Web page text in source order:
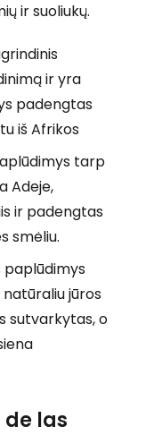
ir suoliukų.
ir yra
padengtas
iš Afrikos
tarp
Adeje,
ir padengtas
smėliu.
paplūdimys
jūros
sutvarkytas, o
las